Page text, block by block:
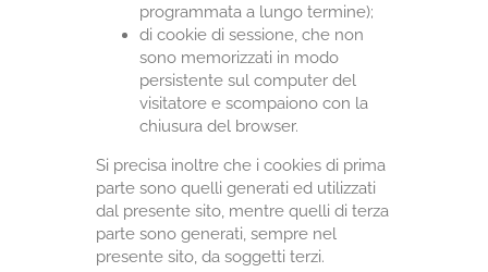
programmata a lungo termine);
di cookie di sessione, che non
sono memorizzati in modo
persistente sul computer del
visitatore e scompaiono con la
chiusura del browser.
Si precisa inoltre che i cookies di prima
parte sono quelli generati ed utilizzati
dal presente sito, mentre quelli di terza
parte sono generati, sempre nel
presente sito, da soggetti terzi.